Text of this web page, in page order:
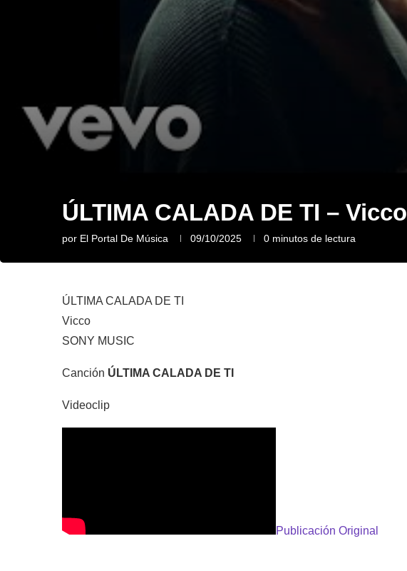
ÚLTIMA CALADA DE TI – Vicco
por El Portal De Música 09/10/2025 0 minutos de lectura
ÚLTIMA CALADA DE TI
Vicco
SONY MUSIC
Canción ÚLTIMA CALADA DE TI
Videoclip
Publicación Original